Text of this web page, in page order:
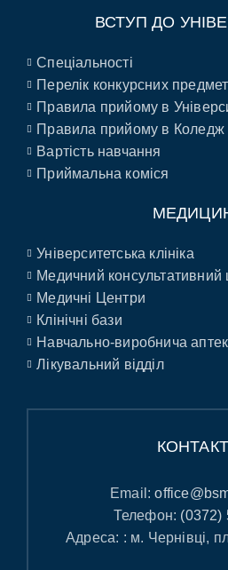
ВСТУП ДО
Спеціальності
Перелік конкурсних
Правила прийому в
Правила прийому в Коледж
Вартість навчання
Приймальна коміся
Університетська клініка
Медичний консультативний
Медичні Центри
Клінічні бази
Навчально-виробнича
Лікувальний відділ
Email:
Телефон: (0372)
Адреса: : м. Чернівці,